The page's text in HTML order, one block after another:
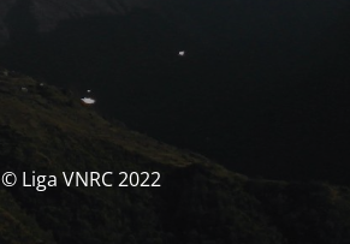
© Liga VNRC 2022